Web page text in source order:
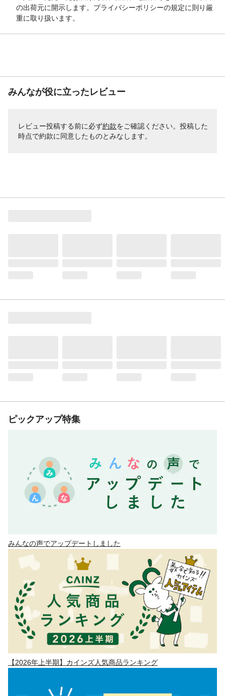
の出荷元に開示します。プライバシーポリシーの規定に則り厳
重に取り扱います。
みんなが役に立ったレビュー
レビュー投稿する前に必ず約款をご確認ください。投稿した
時点で約款に同意したものとみなします。
ピックアップ特集
みんなの声でアップデートしました
【2026年上半期】カインズ人気商品ランキング